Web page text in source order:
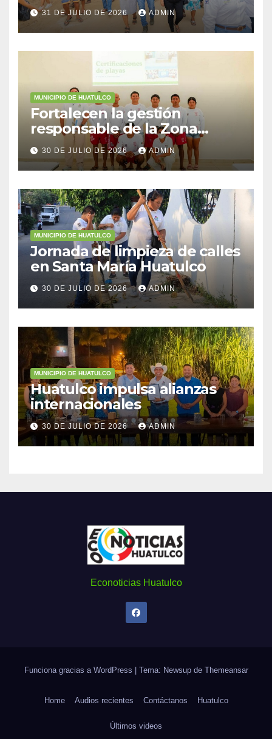
31 DE JULIO DE 2026 ADMIN
MUNICIPIO DE HUATULCO
Fortalecen la gestión
responsable de la Zona
Federal Marítimo Terrestre
30 DE JULIO DE 2026 ADMIN
MUNICIPIO DE HUATULCO
Jornada de limpieza de calles
en Santa María Huatulco
30 DE JULIO DE 2026 ADMIN
MUNICIPIO DE HUATULCO
Huatulco impulsa alianzas
internacionales
30 DE JULIO DE 2026 ADMIN
Econoticias Huatulco
Funciona gracias a WordPress | Tema: Newsup de Themeansar
Home Audios recientes Contáctanos Huatulco
Últimos videos